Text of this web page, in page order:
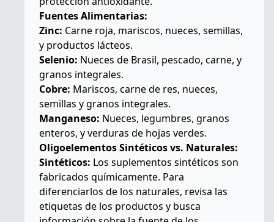
Fuentes Alimentarias:
Zinc: Carne roja, mariscos, nueces, semillas,
y productos lácteos.
Selenio: Nueces de Brasil, pescado, carne, y
granos integrales.
Cobre: Mariscos, carne de res, nueces,
semillas y granos integrales.
Manganeso: Nueces, legumbres, granos
enteros, y verduras de hojas verdes.
Oligoelementos Sintéticos vs. Naturales:
Sintéticos: Los suplementos sintéticos son
fabricados químicamente. Para
diferenciarlos de los naturales, revisa las
etiquetas de los productos y busca